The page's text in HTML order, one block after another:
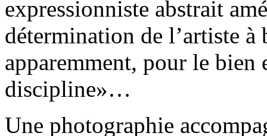
expressionniste abstrait
détermination de l’artiste à
apparemment, pour le bien
discipline»…
Une photographie